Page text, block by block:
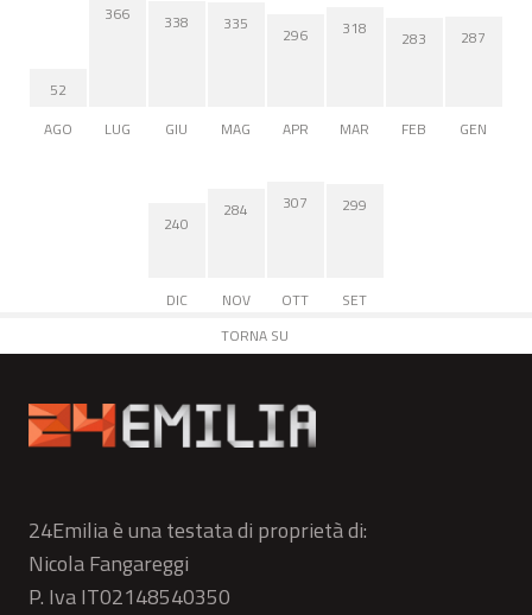
52
AGO
366
LUG
338
GIU
335
MAG
296
APR
318
MAR
283
FEB
287
GEN
240
DIC
284
NOV
307
OTT
299
SET
TORNA SU
24Emilia è una testata di proprietà di:
Nicola Fangareggi
P. Iva IT02148540350